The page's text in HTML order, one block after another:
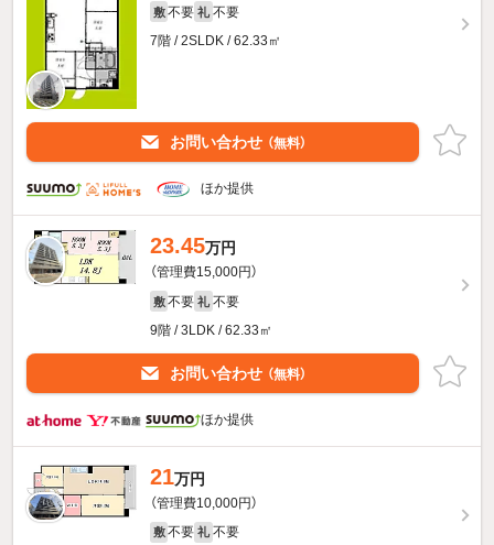
敷 不要 礼 不要
7階 / 2SLDK / 62.33㎡
お問い合わせ （無料）
ほか提供
23.45万円
（管理費15,000円）
敷 不要 礼 不要
9階 / 3LDK / 62.33㎡
お問い合わせ （無料）
ほか提供
21万円
（管理費10,000円）
敷 不要 礼 不要